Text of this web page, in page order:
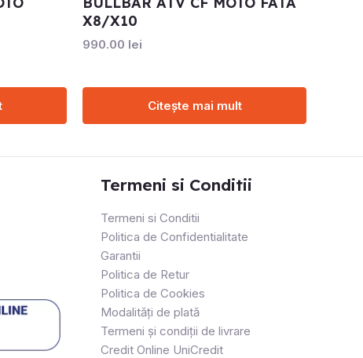
X8/X10
990.00 lei
Citește mai mult
Termeni si Conditii
Termeni si Conditii
Politica de Confidentialitate
Garantii
Politica de Retur
Politica de Cookies
Modalități de plată
Termeni și condiții de livrare
Credit Online UniCredit